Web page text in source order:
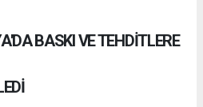
BASKI VE TEHDİTLERE